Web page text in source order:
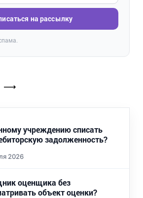
на рассылку
учреждению списать
задолженность?
2026
оценщика без
объект оценки?